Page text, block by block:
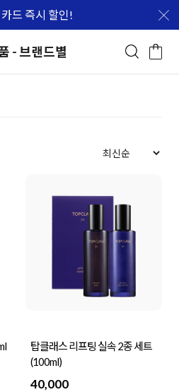
드 즉시 할인!
- 브랜드별
탑클래스 리프팅 실속 2종 세트
(100ml)
40,000